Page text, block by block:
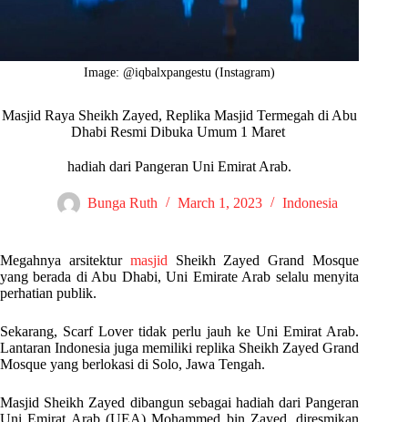
Image: @iqbalxpangestu (Instagram)
Masjid Raya Sheikh Zayed, Replika Masjid Termegah di Abu
Dhabi Resmi Dibuka Umum 1 Maret
hadiah dari Pangeran Uni Emirat Arab.
Bunga Ruth March 1, 2023 Indonesia
Megahnya arsitekturmasjid Sheikh Zayed Grand Mosque
yang berada di Abu Dhabi, Uni Emirate Arab selalu menyita
perhatian publik.
Sekarang, Scarf Lover tidak perlu jauh ke Uni Emirat Arab.
Lantaran Indonesia juga memiliki replika Sheikh Zayed Grand
Mosque yang berlokasi di Solo, Jawa Tengah.
Masjid Sheikh Zayed dibangun sebagai hadiah dari Pangeran